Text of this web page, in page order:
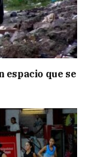
que se